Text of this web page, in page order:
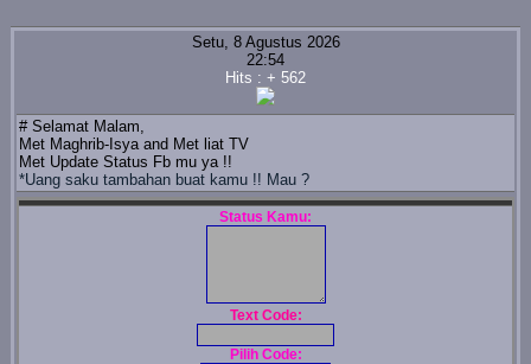
Setu, 8 Agustus 2026
22:54
Hits : + 562
# Selamat Malam,
Met Maghrib-Isya and Met liat TV
Met Update Status Fb mu ya !!
*Uang saku tambahan buat kamu !! Mau ?
Status Kamu:
Text Code:
Pilih Code: